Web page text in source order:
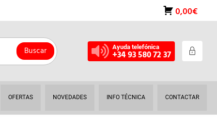
0,00€
Buscar Ayuda telefónica
+34 93 580 72 37
OFERTAS NOVEDADES INFO TÉCNICA CONTACTAR